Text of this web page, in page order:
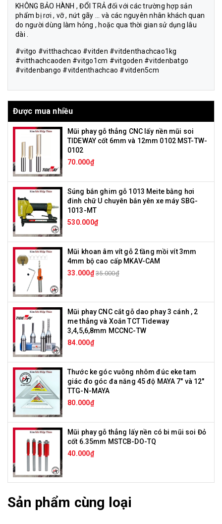
KHÔNG BẢO HÀNH , ĐỔI TRẢ đối với các trường hợp sản
phẩm bị rơi , vỡ , nứt gãy ... và các nguyên nhân khách quan
do người dùng làm hỏng , hoặc qua thời gian sử dụng lâu
dài .
#vitgo #vitthachcao #vitden #vitdenthachcao1kg
#vitthachcaoden #vitgo1cm #vitgoden #vitdenbatgo
#vitdenbango #vitdenthachcao #vitden5cm
Được mua nhiều
Mũi phay gỗ thẳng CNC lấy nền mũi soi
TIDEWAY cốt 6mm và 12mm 0102 MST-TW-
0102
70.000₫
Súng bắn ghim gỗ 1013 Meite bằng hơi
đinh chữ U chuyên bắn yên xe máy SBG-
1013-MT
530.000₫
Mũi khoan âm vít gỗ 2 tầng mồi vít 3mm
4mm bộ cao cấp MKAV-CAM
33.000₫ 35.000₫
Mũi phay CNC cắt gỗ dao phay 3 cánh , 2
me thẳng và Xoắn TCT Tideway
3,4,5,6,8mm MCCNC-TW
84.000₫
Thước ke góc vuông nhôm đúc eke tam
giác đo góc đa năng 45 độ MAYA 7" và 12"
TTG-N-MAYA
80.000₫
Mũi phay gỗ thẳng lấy nền có bi mũi soi Đỏ
cốt 6.35mm MSTCB-DO-TQ
40.000₫
Sản phẩm cùng loại